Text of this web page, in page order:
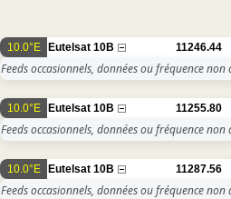
10.0°E Eutelsat 10B 11246.44
Feeds occasionnels, données ou fréquence non
10.0°E Eutelsat 10B 11255.80
Feeds occasionnels, données ou fréquence non
10.0°E Eutelsat 10B 11287.56
Feeds occasionnels, données ou fréquence non